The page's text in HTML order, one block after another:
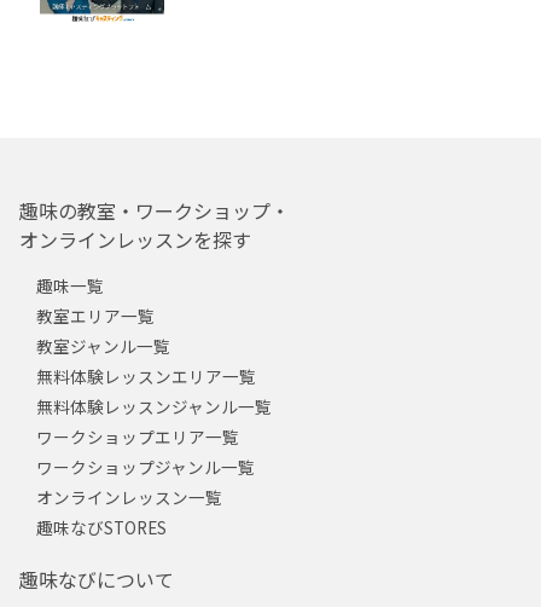
趣味の教室・ワークショップ・
オンラインレッスンを探す
趣味一覧
教室エリア一覧
教室ジャンル一覧
無料体験レッスンエリア一覧
無料体験レッスンジャンル一覧
ワークショップエリア一覧
ワークショップジャンル一覧
オンラインレッスン一覧
趣味なびSTORES
趣味なびについて